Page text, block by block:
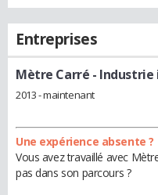
Entreprises
Mètre Carré -
2013 - maintenant
Une expérience absente ?
Vous avez travaillé avec
pas dans son parcours ?